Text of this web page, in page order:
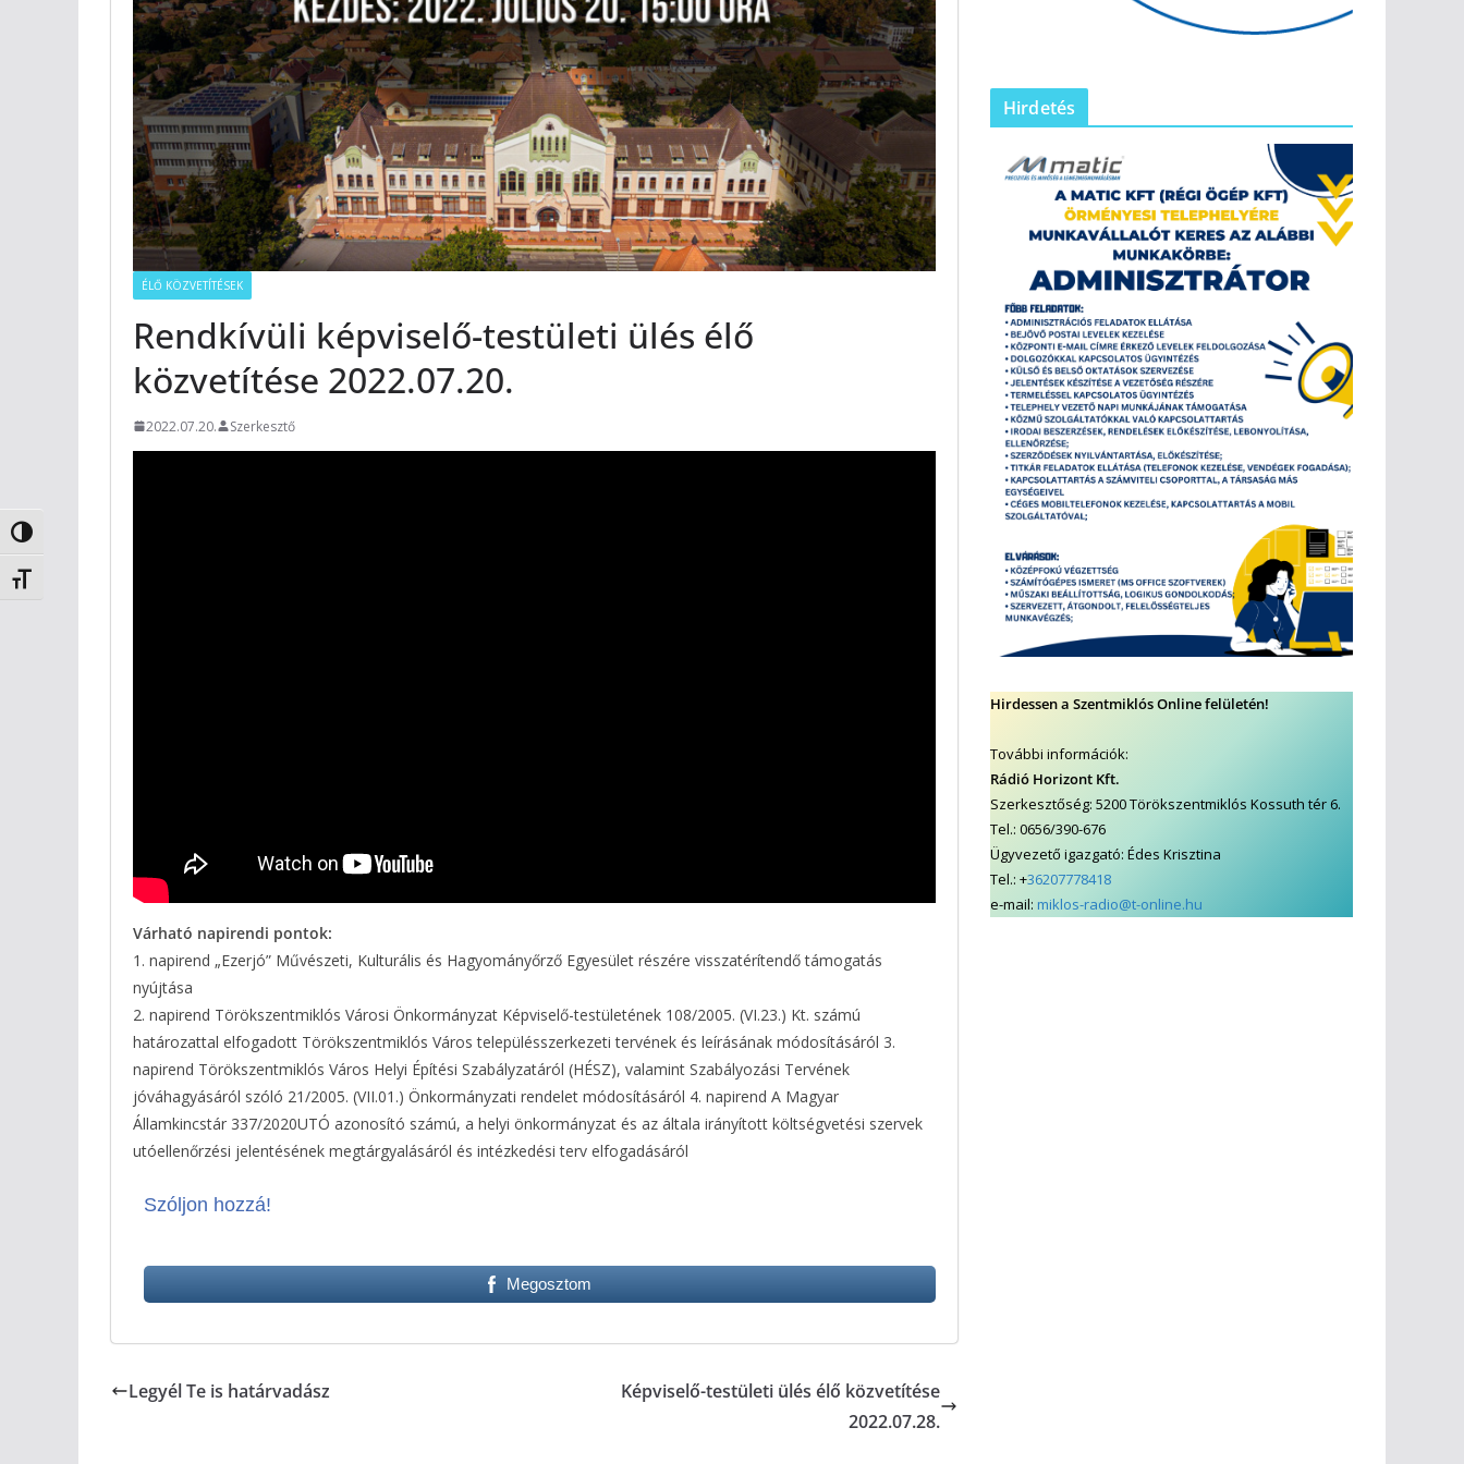
Nagy kontraszt váltása
Betűméret váltása
ÉLŐ KÖZVETÍTÉSEK
Rendkívüli képviselő-testületi ülés élő
közvetítése 2022.07.20.
2022.07.20. Szerkesztő
Várható napirendi pontok:
1. napirend „Ezerjó” Művészeti, Kulturális és Hagyományőrző Egyesület részére visszatérítendő támogatás
nyújtása
2. napirend Törökszentmiklós Városi Önkormányzat Képviselő-testületének 108/2005. (VI.23.) Kt. számú
határozattal elfogadott Törökszentmiklós Város településszerkezeti tervének és leírásának módosításáról 3.
napirend Törökszentmiklós Város Helyi Építési Szabályzatáról (HÉSZ), valamint Szabályozási Tervének
jóváhagyásáról szóló 21/2005. (VII.01.) Önkormányzati rendelet módosításáról 4. napirend A Magyar
Államkincstár 337/2020UTÓ azonosító számú, a helyi önkormányzat és az általa irányított költségvetési szervek
utóellenőrzési jelentésének megtárgyalásáról és intézkedési terv elfogadásáról
Szóljon hozzá!
Megosztom
Legyél Te is határvadász
Képviselő-testületi ülés élő közvetítése
2022.07.28.
Hirdetés
Hirdessen a Szentmiklós Online felületén!
További információk:
Rádió Horizont Kft.
Szerkesztőség: 5200 Törökszentmiklós Kossuth tér 6.
Tel.: 0656/390-676
Ügyvezető igazgató: Édes Krisztina
Tel.: +36207778418
e-mail: miklos-radio@t-online.hu